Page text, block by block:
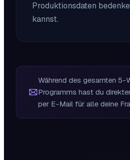
Produktionsdaten
kannst.
Während des gesamten 5-
Programms hast du
per E-Mail für alle deine